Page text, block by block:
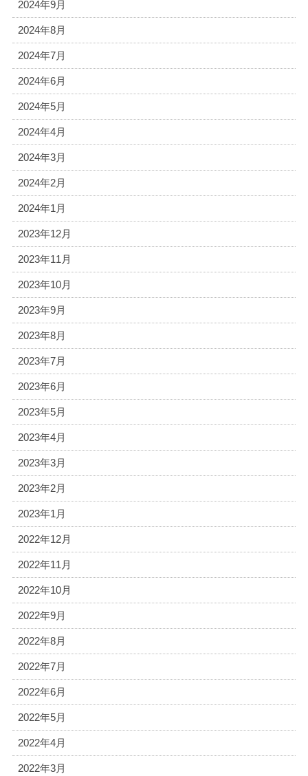
2024年9月
2024年8月
2024年7月
2024年6月
2024年5月
2024年4月
2024年3月
2024年2月
2024年1月
2023年12月
2023年11月
2023年10月
2023年9月
2023年8月
2023年7月
2023年6月
2023年5月
2023年4月
2023年3月
2023年2月
2023年1月
2022年12月
2022年11月
2022年10月
2022年9月
2022年8月
2022年7月
2022年6月
2022年5月
2022年4月
2022年3月